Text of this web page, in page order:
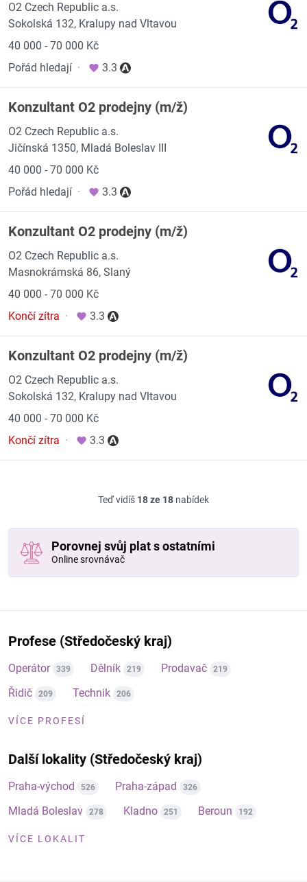
O2 Czech Republic a.s.
Sokolská 132, Kralupy nad Vltavou
40 000 - 70 000 Kč
Pořád hledají · 3.3
Konzultant O2 prodejny (m/ž)
O2 Czech Republic a.s.
Jičínská 1350, Mladá Boleslav III
40 000 - 70 000 Kč
Pořád hledají · 3.3
Konzultant O2 prodejny (m/ž)
O2 Czech Republic a.s.
Masnokrámská 86, Slaný
40 000 - 70 000 Kč
Končí zítra · 3.3
Konzultant O2 prodejny (m/ž)
O2 Czech Republic a.s.
Sokolská 132, Kralupy nad Vltavou
40 000 - 70 000 Kč
Končí zítra · 3.3
Teď vidíš 18 ze 18 nabídek
Porovnej svůj plat s ostatními
Online srovnávač
Profese (Středočeský kraj)
Operátor 339 Dělník 219 Prodavač 219
Řidič 209 Technik 206
VÍCE PROFESÍ
Další lokality (Středočeský kraj)
Praha-východ 526 Praha-západ 326
Mladá Boleslav 278 Kladno 251 Beroun 192
VÍCE LOKALIT